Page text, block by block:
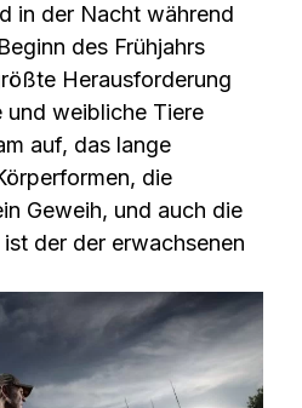
in der Nacht während
des Frühjahrs
Herausforderung
und weibliche Tiere
auf, das lange
die
Geweih, und auch die
der der erwachsenen